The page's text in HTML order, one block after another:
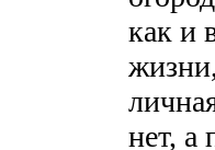
как и
нет, а